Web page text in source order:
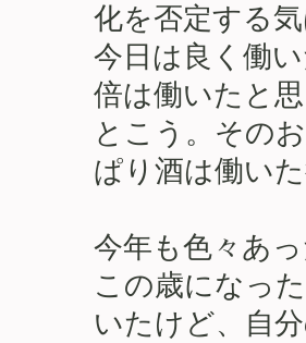
化を否定する
今日は良く働
倍は働いたと
とこう。その
ぱり酒は働い
今年も色々あっ
この歳になっ
いたけど、自